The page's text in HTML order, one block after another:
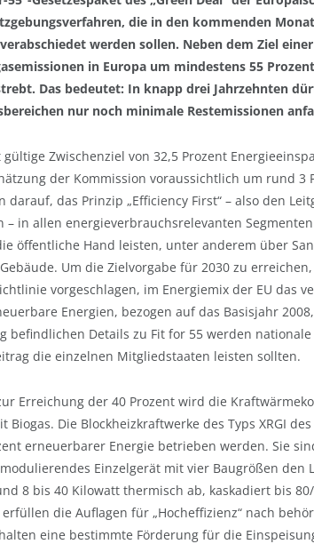
die in den kommenden
werden sollen. Neben dem Ziel
in Europa um mindestens 55
Das bedeutet: In knapp drei Jahrzehnten
nur noch minimale Restemissionen
gültige Zwischenziel von 32,5 Prozent
der Kommission voraussichtlich um rund 3
darauf, das Prinzip „Efficiency First“ – also den
– in allen energieverbrauchsrelevanten
öffentliche Hand leisten, unter anderem über
Um die Zielvorgabe für 2030 zu
vorgeschlagen, im Energiemix der EU das
Energien, bezogen auf das Basisjahr
befindlichen Details zu Fit for 55 werden
die einzelnen Mitgliedstaaten leisten sollten.
Erreichung der 40 Prozent wird die
Biogas. Die Blockheizkraftwerke des Typs XRGI
erneuerbarer Energie betrieben werden. Sie
Einzelgerät mit vier Baugrößen den
8 bis 40 Kilowatt thermisch ab, kaskadiert bis
die Auflagen für „Hocheffizienz“ nach
eine bestimmte Förderung für die